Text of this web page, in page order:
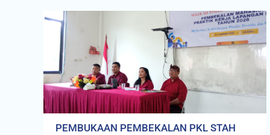
PEMBUKAAN PEMBEKALAN PKL STAH